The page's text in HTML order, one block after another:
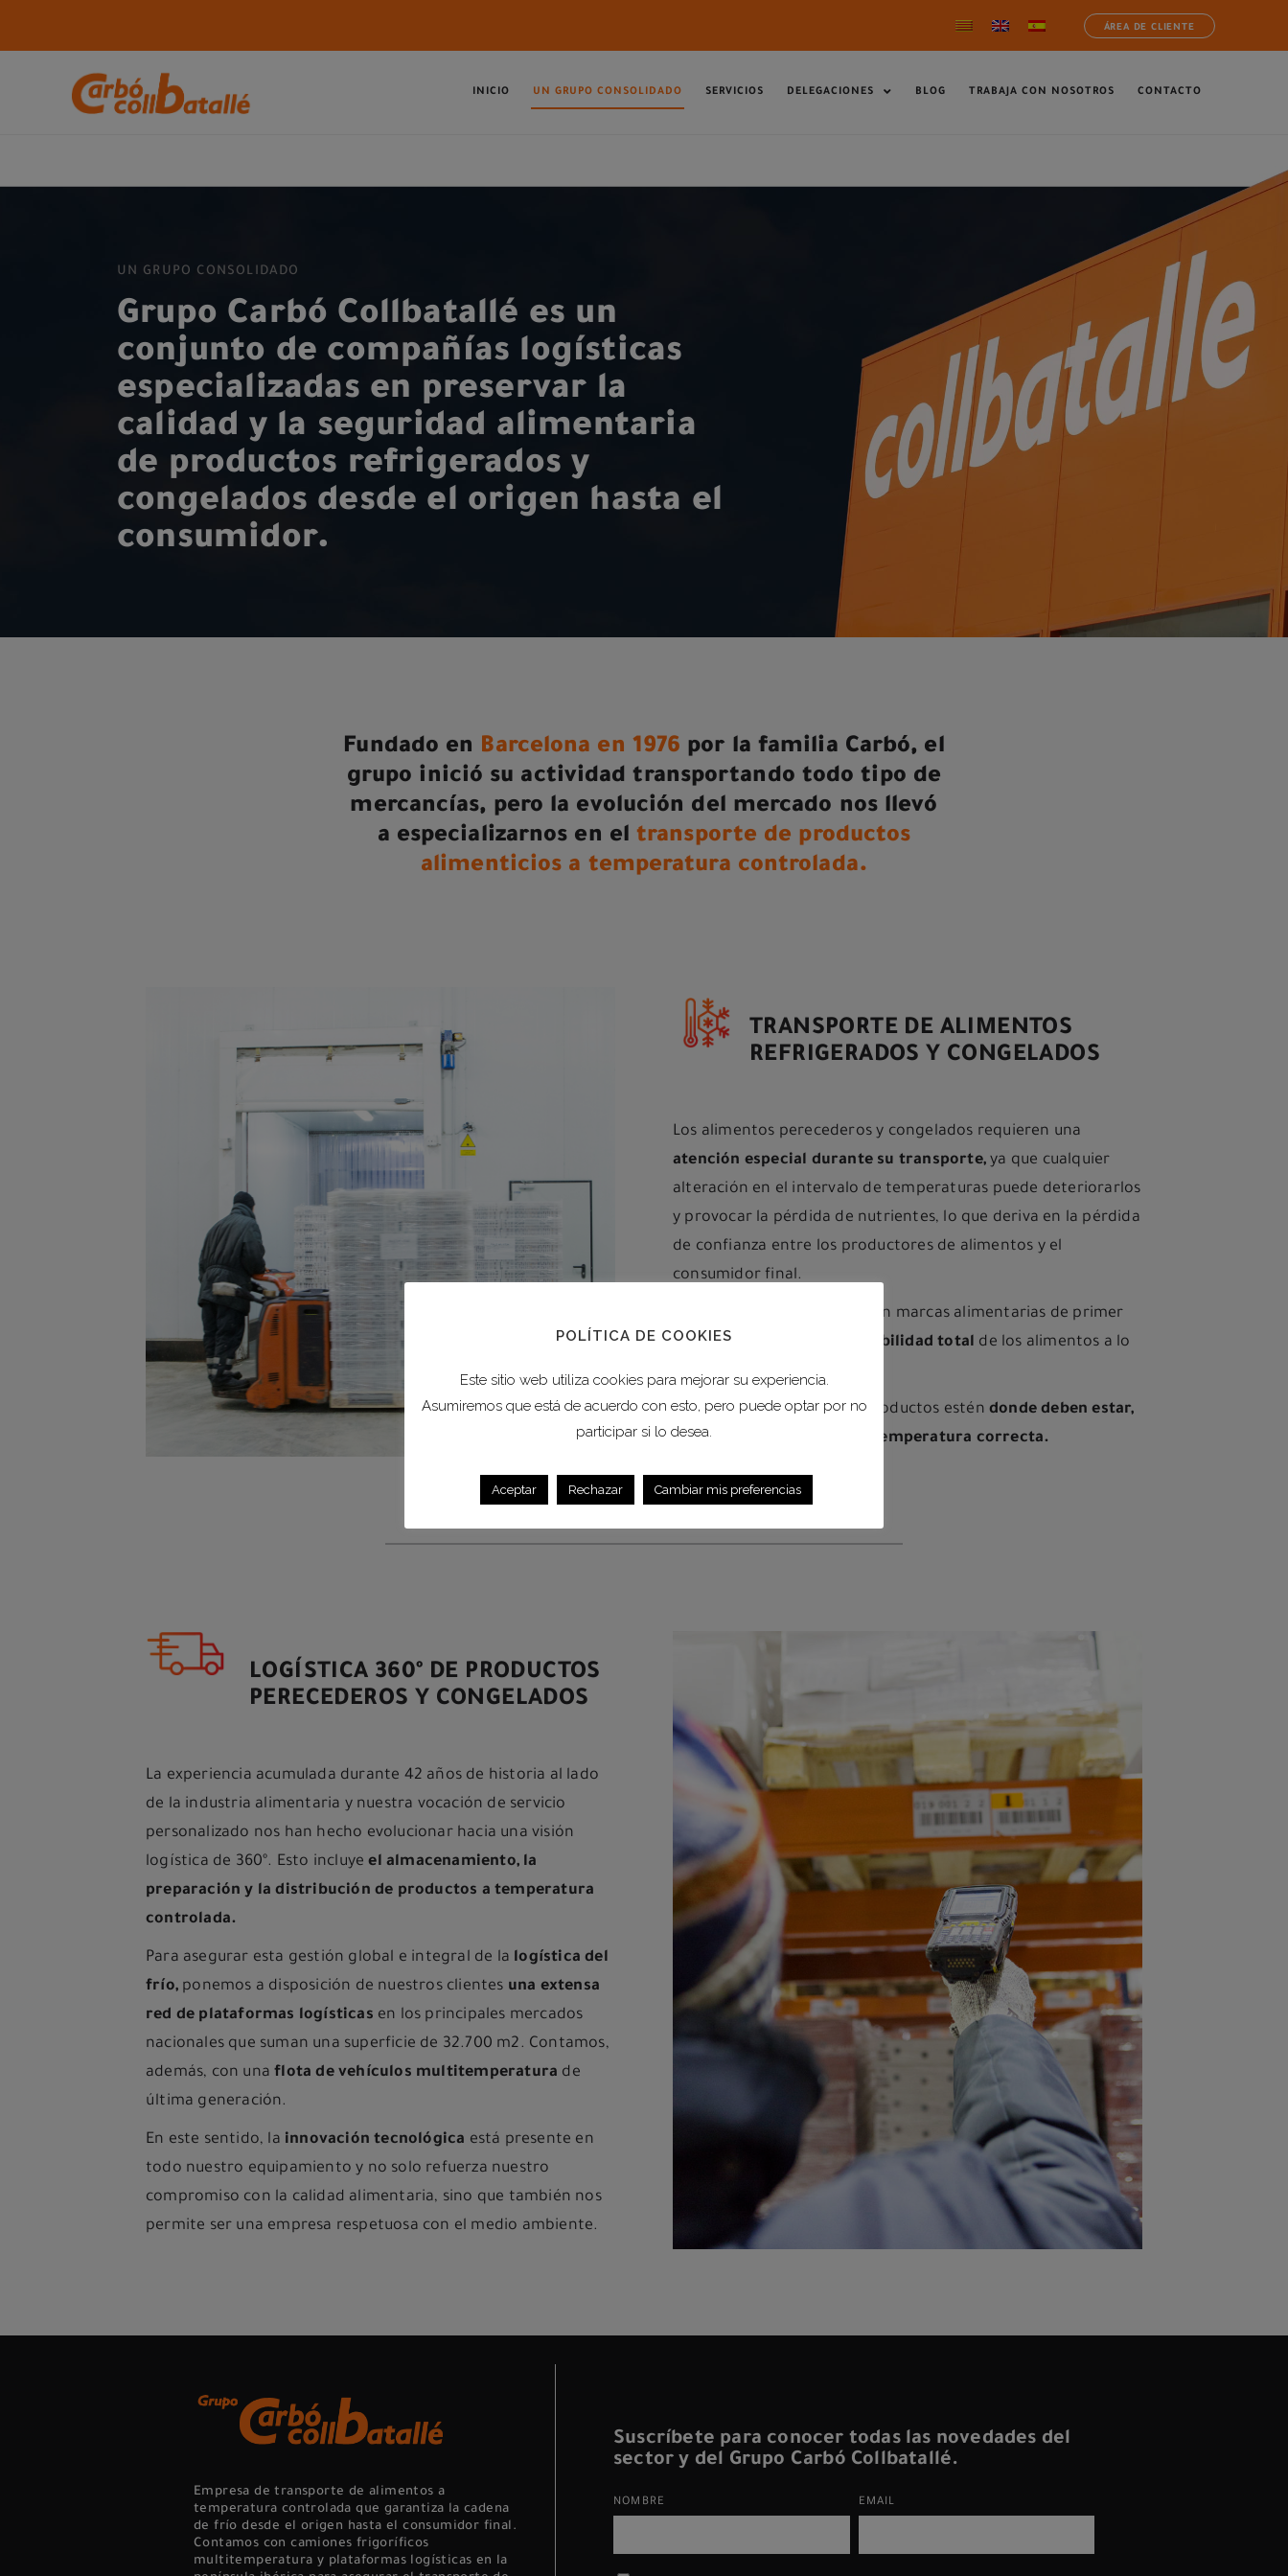
ÁREA DE CLIENTE
INICIO UN GRUPO CONSOLIDADO SERVICIOS DELEGACIONES BLOG TRABAJA CON NOSOTROS CONTACTO
UN GRUPO CONSOLIDADO
Grupo Carbó Collbatallé es un
conjunto de compañías logísticas
especializadas en preservar la
calidad y la seguridad alimentaria
de productos refrigerados y
congelados desde el origen hasta el
consumidor.
Fundado en Barcelona en 1976 por la familia Carbó, el
grupo inició su actividad transportando todo tipo de
mercancías, pero la evolución del mercado nos llevó
a especializarnos en eltransporte de productos
alimenticios a temperatura controlada.
TRANSPORTE DE ALIMENTOS
REFRIGERADOS Y CONGELADOS
Los alimentos perecederos y congelados requieren una
atención especial durante su transporte,ya que cualquier
alteración en el intervalo de temperaturas puede deteriorarlos
y provocar la pérdida de nutrientes, lo que deriva en la pérdida
de confianza entre los productores de alimentos y el
consumidor final.
Por eso nos hemos aliado con marcas alimentarias de primer
nivel para ofrecer una
trazabilidad total de los alimentos a lo
largo de la cadena de frío.
Nos ocupamos de que los productos estén donde deben estar,
cuando deben estar y a la temperatura correcta.
LOGÍSTICA 360º DE PRODUCTOS
PERECEDEROS Y CONGELADOS
La experiencia acumulada durante 42 años de historia al lado
de la industria alimentaria y nuestra vocación de servicio
personalizado nos han hecho evolucionar hacia una visión
logística de 360º. Esto incluyeel almacenamiento, la
preparación y la distribución de productos a temperatura
controlada.
Para asegurar esta gestión global e integral de la logística del
frío, ponemos a disposición de nuestros clientes una extensa
red de plataformas logísticas en los principales mercados
nacionales que suman una superficie de 32.700 m2. Contamos,
además, con una flota de vehículos multitemperatura de
última generación.
En este sentido, la innovación tecnológica está presente en
todo nuestro equipamiento y no solo refuerza nuestro
compromiso con la calidad alimentaria, sino que también nos
permite ser una empresa respetuosa con el medio ambiente.
Empresa de transporte de alimentos a
temperatura controlada que garantiza la cadena
de frío desde el origen hasta el consumidor final.
Contamos con camiones frigoríficos
multitemperatura y plataformas logísticas en la
Suscríbete para conocer todas las novedades del
sector y del Grupo Carbó Collbatallé.
NOMBRE EMAIL
POLÍTICA DE COOKIES
Este sitio web utiliza cookies para mejorar su experiencia.
Asumiremos que está de acuerdo con esto, pero puede optar por no
participar si lo desea.
Aceptar Rechazar Cambiar mis preferencias